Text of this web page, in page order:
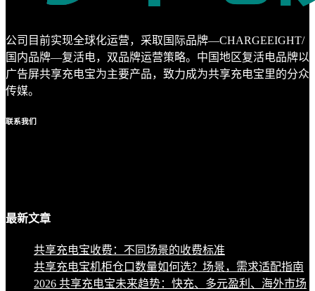
公司目前实现全球化运营，采取国际品牌—CHARGEEIGHT/
国内品牌—复活电，双品牌运营策略。中国地区复活电品牌以
广告屏共享充电宝为主要产品，致力成为共享充电宝里的分众
传媒。
联系我们
最新文章
共享充电宝收费：不同场景的收费标准
共享充电宝机柜仓口数量如何选？场景，需求适配指南
2026 共享充电宝未来趋势：快充、多元盈利、海外市场